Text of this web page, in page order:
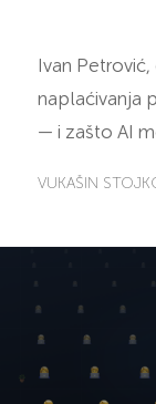
Ivan
naplaćivanja
— i zašto AI
VUKAŠIN